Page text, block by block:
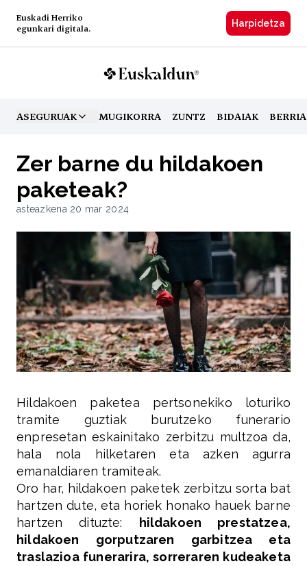
Euskadi Herriko
egunkari digitala.
Harpidetzа
ASEGURUAK
TOGGLE MENU MUGIKORRA ZUNTZ BIDAIAK
Zer barne du hildakoen
paketeak?
asteazkena 20 mar 2024
Hildakoen paketea pertsonekiko loturiko
tramite guztiak burutzeko funerario
enpresetan eskainitako zerbitzu multzoa da,
hala nola hilketaren eta azken agurra
emanaldiaren tramiteak.
Oro har, hildakoen paketek zerbitzu sorta bat
hartzen dute, eta horiek honako hauek barne
hartzen dituzte:
hildakoen prestatzea,
hildakoen gorputzaren garbitzea eta
traslazioa funerarira, sorreraren kudeaketa